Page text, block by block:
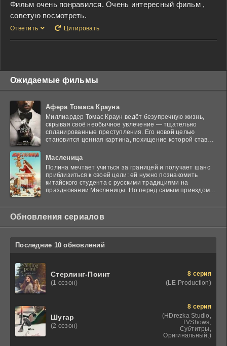
Фильм очень понравился. Очень интересный фильм ,
советую посмотреть.
Ответить Цитировать
Ожидаемые фильмы
Афера Томаса Крауна
Миллиардер Томас Краун ведёт безупречную жизнь,
скрывая своё необычное увлечение — тщательно
спланированные преступления. Его новой целью
становится ценная картина, похищение которой ставит
Масленица
Полина мечтает учиться за границей и получает шанс
приблизиться к своей цели: ей нужно познакомить
китайского студента с русскими традициями на
праздновании Масленицы. Но перед самым приездом
Обновления сериалов
Последние 10 обновлений
Стерлинг-Поинт
(1 сезон)
8 серия
(LE-Production)
Шугар
(2 сезон)
8 серия
(HDrezka Studio,
TVShows,
Субтитры,
Оригинальный,)